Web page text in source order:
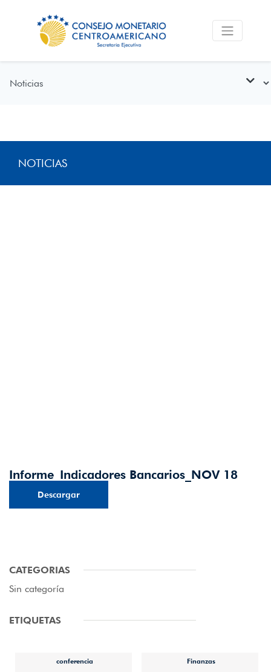
NOTICIAS
Informe_Indicadores Bancarios_NOV 18
Descargar
CATEGORIAS
Sin categoría
ETIQUETAS
conferencia Finanzas